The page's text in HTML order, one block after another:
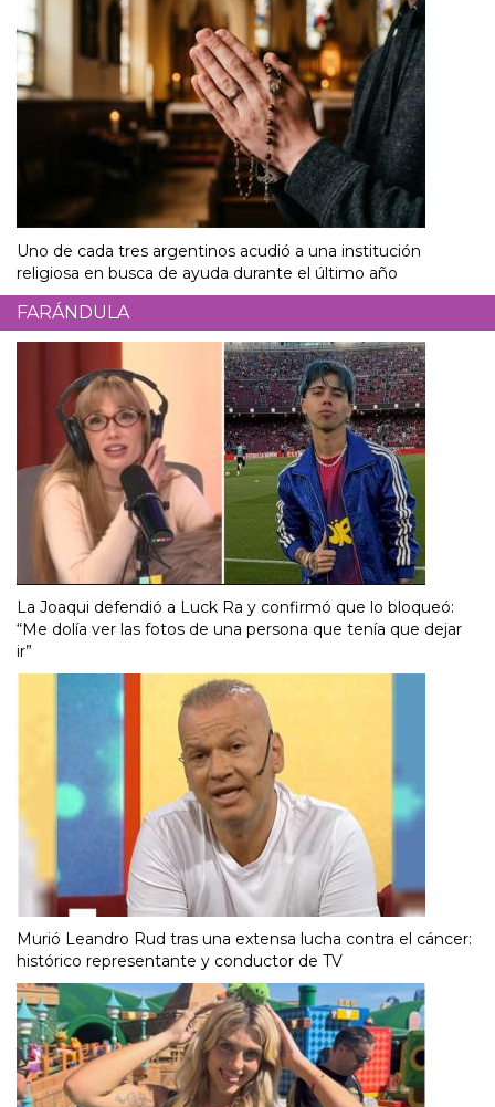
Uno de cada tres argentinos acudió a una institución
religiosa en busca de ayuda durante el último año
FARÁNDULA
La Joaqui defendió a Luck Ra y confirmó que lo bloqueó:
“Me dolía ver las fotos de una persona que tenía que dejar
ir”
Murió Leandro Rud tras una extensa lucha contra el cáncer:
histórico representante y conductor de TV